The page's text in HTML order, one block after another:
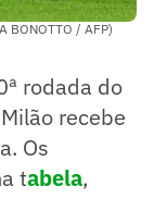
BONOTTO / AFP)
rodada do
recebe
Os
tabela,